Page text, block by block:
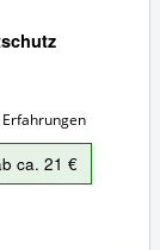
Erfahrungen
ca. 21 €